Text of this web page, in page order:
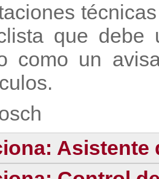
que
como un
Asistente